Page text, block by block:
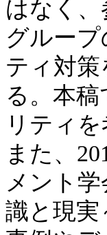
はなく、
グルー
ティ対策
る。本
リティ
また、
メント
識と現